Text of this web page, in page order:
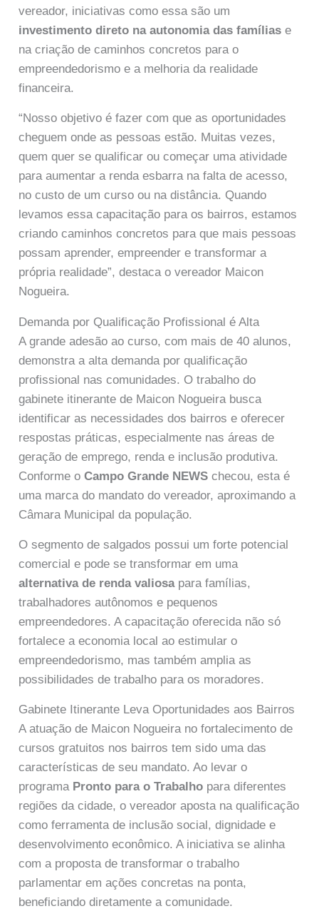
vereador, iniciativas como essa são um
investimento direto na autonomia das famílias e
na criação de caminhos concretos para o
empreendedorismo e a melhoria da realidade
financeira.
“Nosso objetivo é fazer com que as oportunidades
cheguem onde as pessoas estão. Muitas vezes,
quem quer se qualificar ou começar uma atividade
para aumentar a renda esbarra na falta de acesso,
no custo de um curso ou na distância. Quando
levamos essa capacitação para os bairros, estamos
criando caminhos concretos para que mais pessoas
possam aprender, empreender e transformar a
própria realidade”, destaca o vereador Maicon
Nogueira.
Demanda por Qualificação Profissional é Alta
A grande adesão ao curso, com mais de 40 alunos,
demonstra a alta demanda por qualificação
profissional nas comunidades. O trabalho do
gabinete itinerante de Maicon Nogueira busca
identificar as necessidades dos bairros e oferecer
respostas práticas, especialmente nas áreas de
geração de emprego, renda e inclusão produtiva.
Conforme oCampo Grande NEWS checou, esta é
uma marca do mandato do vereador, aproximando a
Câmara Municipal da população.
O segmento de salgados possui um forte potencial
comercial e pode se transformar em uma
alternativa de renda valiosapara famílias,
trabalhadores autônomos e pequenos
empreendedores. A capacitação oferecida não só
fortalece a economia local ao estimular o
empreendedorismo, mas também amplia as
possibilidades de trabalho para os moradores.
Gabinete Itinerante Leva Oportunidades aos Bairros
A atuação de Maicon Nogueira no fortalecimento de
cursos gratuitos nos bairros tem sido uma das
características de seu mandato. Ao levar o
programa Pronto para o Trabalho para diferentes
regiões da cidade, o vereador aposta na qualificação
como ferramenta de inclusão social, dignidade e
desenvolvimento econômico. A iniciativa se alinha
com a proposta de transformar o trabalho
parlamentar em ações concretas na ponta,
beneficiando diretamente a comunidade.